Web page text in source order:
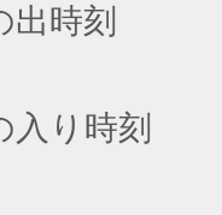
出時刻
入り時刻